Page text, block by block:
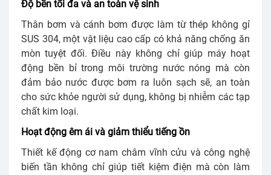
Độ bền tối đa và an toàn vệ sinh
Thân bơm và cánh bơm được làm từ thép không gỉ
SUS 304, một vật liệu cao cấp có khả năng chống ăn
mòn tuyệt đối. Điều này không chỉ giúp máy hoạt
động bền bỉ trong môi trường nước nóng mà còn
đảm bảo nước được bơm ra luôn sạch sẽ, an toàn
cho sức khỏe người sử dụng, không bị nhiễm các tạp
chất kim loại.
Hoạt động êm ái và giảm thiểu tiếng ồn
Thiết kế động cơ nam châm vĩnh cửu và công nghệ
biến tần không chỉ giúp tiết kiệm điện mà còn làm